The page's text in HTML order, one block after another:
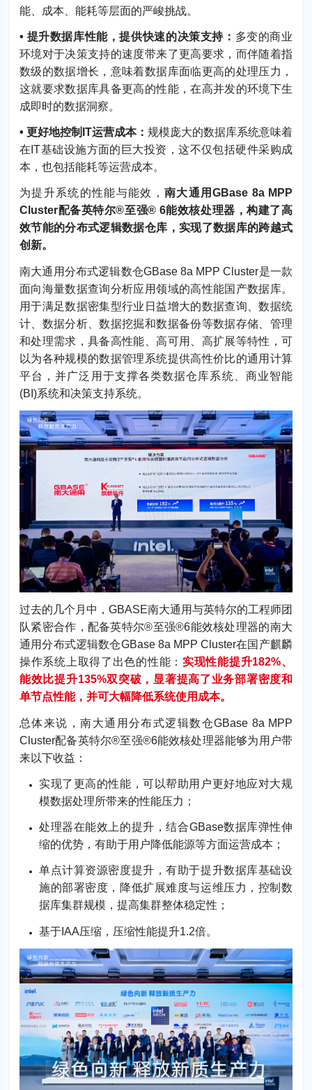
能、成本、能耗等层面的严峻挑战。
• 提升数据库性能，提供快速的决策支持： 多变的商业
环境对于决策支持的速度带来了更高要求，而伴随着指
数级的数据增长，意味着数据库面临更高的处理压力，
这就要求数据库具备更高的性能，在高并发的环境下生
成即时的数据洞察。
• 更好地控制IT运营成本： 规模庞大的数据库系统意味着
在IT基础设施方面的巨大投资，这不仅包括硬件采购成
本，也包括能耗等运营成本。
为提升系统的性能与能效， 南大通用GBase 8a MPP
Cluster配备英特尔®至强® 6能效核处理器，构建了高
效节能的分布式逻辑数据仓库，实现了数据库的跨越式
创新。
南大通用分布式逻辑数仓GBase 8a MPP Cluster是一款
面向海量数据查询分析应用领域的高性能国产数据库。
用于满足数据密集型行业日益增大的数据查询、数据统
计、数据分析、数据挖掘和数据备份等数据存储、管理
和处理需求，具备高性能、高可用、高扩展等特性，可
以为各种规模的数据管理系统提供高性价比的通用计算
平台，并广泛用于支撑各类数据仓库系统、商业智能
(BI)系统和决策支持系统。
过去的几个月中，GBASE南大通用与英特尔的工程师团
队紧密合作，配备英特尔®至强®6能效核处理器的南大
通用分布式逻辑数仓GBase 8a MPP Cluster在国产麒麟
操作系统上取得了出色的性能： 实现性能提升182%、
能效比提升135%双突破，显著提高了业务部署密度和
单节点性能，并可大幅降低系统使用成本。
总体来说，南大通用分布式逻辑数仓GBase 8a MPP
Cluster配备英特尔®至强®6能效核处理器能够为用户带
来以下收益：
实现了更高的性能，可以帮助用户更好地应对大规
模数据处理所带来的性能压力；
处理器在能效上的提升，结合GBase数据库弹性伸
缩的优势，有助于用户降低能源等方面运营成本；
单点计算资源密度提升，有助于提升数据库基础设
施的部署密度，降低扩展难度与运维压力，控制数
据库集群规模，提高集群整体稳定性；
基于IAA压缩，压缩性能提升1.2倍。